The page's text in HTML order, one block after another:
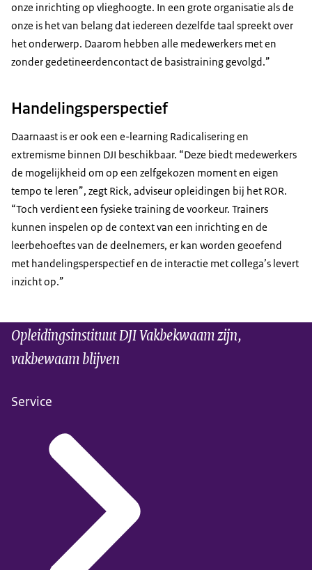
onze inrichting op vlieghoogte. In een grote organisatie als de
onze is het van belang dat iedereen dezelfde taal spreekt over
het onderwerp. Daarom hebben alle medewerkers met en
zonder gedetineerdencontact de basistraining gevolgd.”
Handelingsperspectief
Daarnaast is er ook een e-learning Radicalisering en
extremisme binnen DJI beschikbaar. “Deze biedt medewerkers
de mogelijkheid om op een zelfgekozen moment en eigen
tempo te leren”, zegt Rick, adviseur opleidingen bij het ROR.
“Toch verdient een fysieke training de voorkeur. Trainers
kunnen inspelen op de context van een inrichting en de
leerbehoeftes van de deelnemers, er kan worden geoefend
met handelingsperspectief en de interactie met collega’s levert
inzicht op.”
Opleidingsinstituut DJI Vakbekwaam zijn,
vakbewaam blijven
Service